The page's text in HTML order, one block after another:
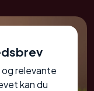
relevante
kan du